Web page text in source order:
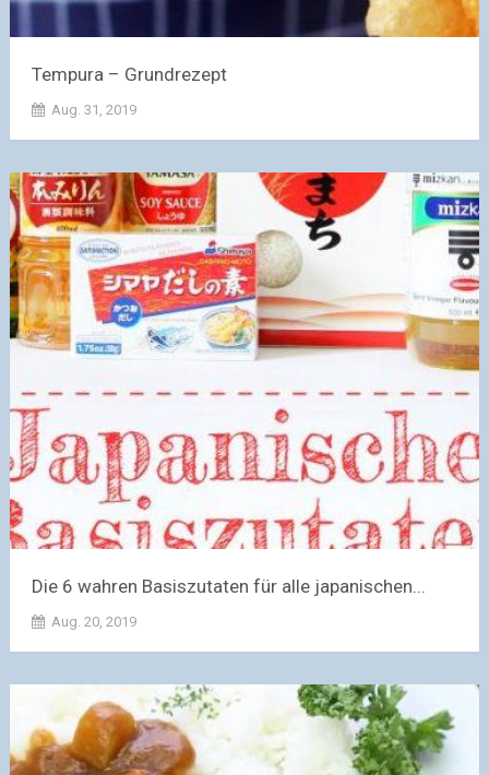
Tempura – Grundrezept
Aug. 31, 2019
Die 6 wahren Basiszutaten für alle japanischen...
Aug. 20, 2019